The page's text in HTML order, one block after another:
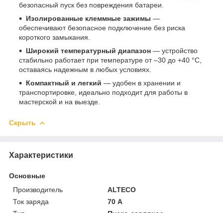
безопасный пуск без повреждения батареи.
Изолированные клеммные зажимы —
обеспечивают безопасное подключение без риска
короткого замыкания.
Широкий температурный диапазон — устройство
стабильно работает при температуре от –30 до +40 °C,
оставаясь надежным в любых условиях.
Компактный и легкий — удобен в хранении и
транспортировке, идеально подходит для работы в
мастерской и на выезде.
Скрыть
Характеристики
Основные
Производитель
ALTECO
Ток заряда
70 А